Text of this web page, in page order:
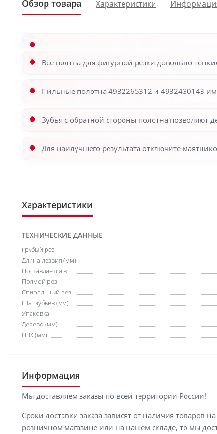
Обзор товара Характеристики
Все полтна для фигурной резки довольно
Пильные полотна 4932265312 и 4932430143
Зубья с обратной стороны полотна позволяют
Для наилучшего результата отключите
Характеристики
ТЕХНИЧЕСКИЕ ДАННЫЕ
Грубый рез
Длина лезвия (мм)
Поставляется в
Прямой рез
Спиральный рез
Шаг зубьев (мм)
Упаковка
Дерево (мм)
ПВХ (мм)
Информация
Мы доставляем заказы по всей территории России!
Сроки доставки заказа зависят от наличия
розничном магазине или на нашем складе, то мы